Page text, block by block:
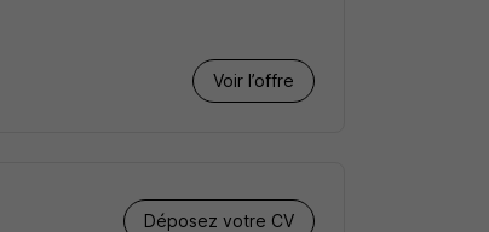
Voir l’offre
Déposez votre CV